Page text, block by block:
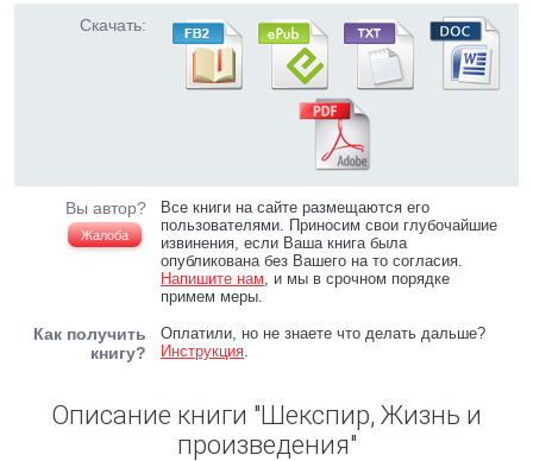
Скачать:
Вы автор?
Жалоба
Все книги на сайте размещаются его
пользователями. Приносим свои глубочайшие
извинения, если Ваша книга была
опубликована без Вашего на то согласия.
Напишите нам, и мы в срочном порядке
примем меры.
Как получить
книгу?
Оплатили, но не знаете что делать дальше?
Инструкция.
Описание книги "Шекспир, Жизнь и
произведения"